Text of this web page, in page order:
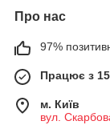
Про нас
97%
Працює з
м. Київ
вул.